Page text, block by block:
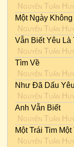
Nguyễn Tuấn
Một Ngày
Nguyễn Tuấn
Vẫn Biết Yêu Là
Nguyễn Tuấn
Tìm Về
Nguyễn Tuấn
Như Đã Dấu Yêu
Nguyễn Tuấn
Anh Vẫn Biết
Nguyễn Tuấn
Một Trái Tim
Nguyễn Tuấn